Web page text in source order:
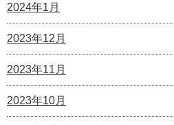
2024年1月
2023年12月
2023年11月
2023年10月